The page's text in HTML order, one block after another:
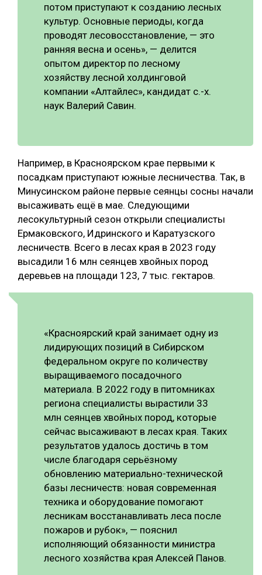
потом приступают к созданию лесных
культур. Основные периоды, когда
проводят лесовосстановление, — это
ранняя весна и осень», — делится
опытом директор по лесному
хозяйству лесной холдинговой
компании «Алтайлес», кандидат с.-х.
наук Валерий Савин.
Например, в Красноярском крае первыми к
посадкам приступают южные лесничества. Так, в
Минусинском районе первые сеянцы сосны начали
высаживать ещё в мае. Следующими
лесокультурный сезон открыли специалисты
Ермаковского, Идринского и Каратузского
лесничеств. Всего в лесах края в 2023 году
высадили 16 млн сеянцев хвойных пород
деревьев на площади 123, 7 тыс. гектаров.
«Красноярский край занимает одну из
лидирующих позиций в Сибирском
федеральном округе по количеству
выращиваемого посадочного
материала. В 2022 году в питомниках
региона специалисты вырастили 33
млн сеянцев хвойных пород, которые
сейчас высаживают в лесах края. Таких
результатов удалось достичь в том
числе благодаря серьёзному
обновлению материально-технической
базы лесничеств: новая современная
техника и оборудование помогают
лесникам восстанавливать леса после
пожаров и рубок», — пояснил
исполняющий обязанности министра
лесного хозяйства края Алексей Панов.